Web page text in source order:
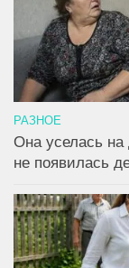
РАЗНОЕ
Она уселась на
не появилась